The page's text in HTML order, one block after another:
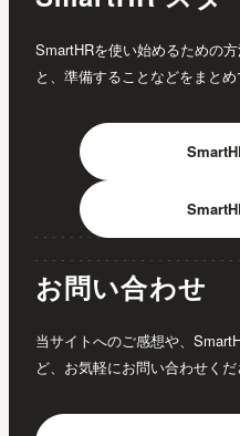
SmartHRを使い始めるための
と、準備することなどをまとめ
お問い合わせ
当サイトへのご感想や、
ど、お気軽にお問い合わせくだ